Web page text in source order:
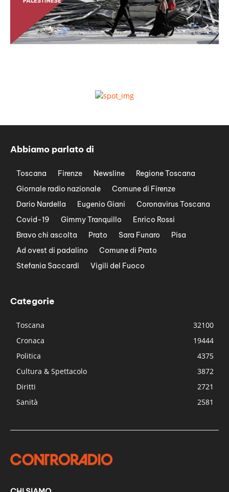
Abbiamo parlato di
Toscana Firenze Newsline
Regione Toscana
Giornale radio nazionale
Comune di Firenze
Dario Nardella
Eugenio Giani
Coronavirus Toscana
Covid-19
Gimmy Tranquillo
Enrico Rossi
Bravo chi ascolta
Prato Sara Funaro
Pisa
Ad ovest di padalino
Comune di Prato
Stefania Saccardi
Vigili del Fuoco
Categorie
Toscana
32100
Cronaca
19444
Politica
4375
Cultura & Spettacolo
3872
Diritti
2721
Sanità
2581